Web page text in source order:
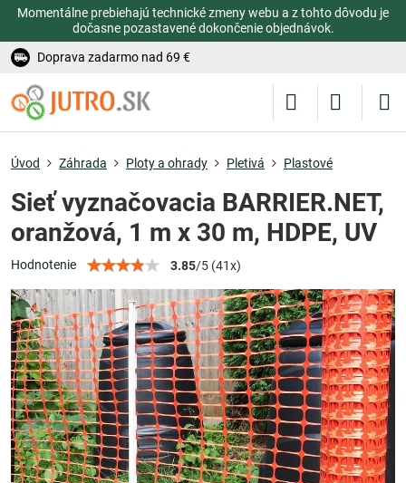
Momentálne prebiehajú technické zmeny webu a z tohto dôvodu je
dočasne pozastavené dokončenie objednávok.
Doprava zadarmo nad 69 €
Úvod Záhrada Ploty a ohrady Pletivá Plastové
Sieť vyznačovacia BARRIER.NET,
oranžová, 1 m x 30 m, HDPE, UV
Hodnotenie 3.85/5 (41x)